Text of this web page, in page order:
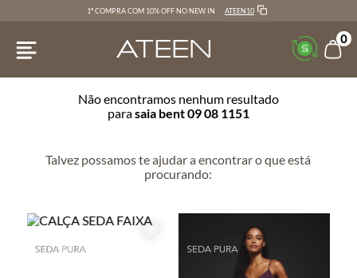
1ª COMPRA COM 10% OFF NO NEW IN ATEEN10
0
Não encontramos nenhum resultado
parasaia bent 09 08 1151
Talvez possamos te ajudar a encontrar o que está
procurando: